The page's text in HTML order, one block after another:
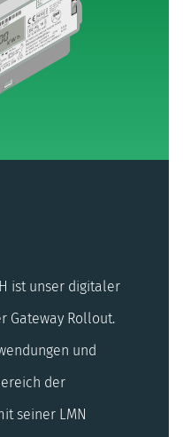
ist unser digitaler
Gateway Rollout.
und
der
seiner LMN